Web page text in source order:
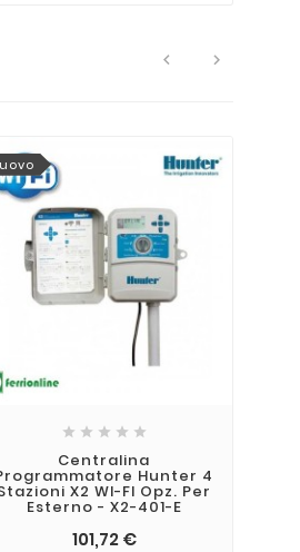
 
    
Centralina
Hunter 4
X2 WI-FI Opz. Per
Esterno - X2-401-E
101,72 €